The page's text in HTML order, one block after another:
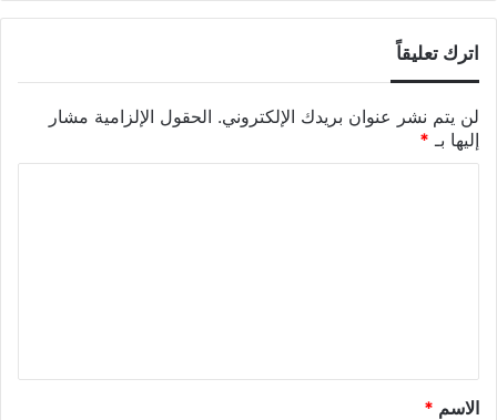
اترك تعليقاً
لن يتم نشر عنوان بريدك الإلكتروني. الحقول الإلزامية مشار
إليها بـ *
الاسم *